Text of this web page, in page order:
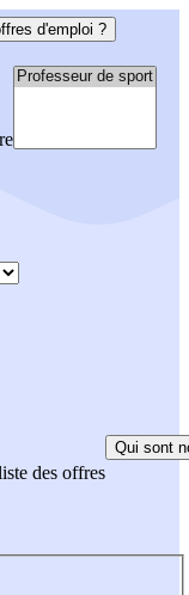
d'emploi ?
des offres
Qui sont